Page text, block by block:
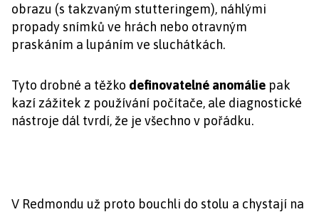
obrazu (s takzvaným stutteringem), náhlými
propady snímků ve hrách nebo otravným
praskáním a lupáním ve sluchátkách.
Tyto drobné a těžko definovatelné anomálie pak
kazí zážitek z používání počítače, ale diagnostické
nástroje dál tvrdí, že je všechno v pořádku.
V Redmondu už proto bouchli do stolu a chystají na